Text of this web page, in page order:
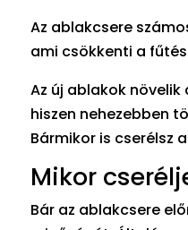
Az ablakcsere
ami csökkenti a
Az új ablakok
hiszen nehezebben
Bármikor is cserélsz
Mikor
Bár az ablakcsere